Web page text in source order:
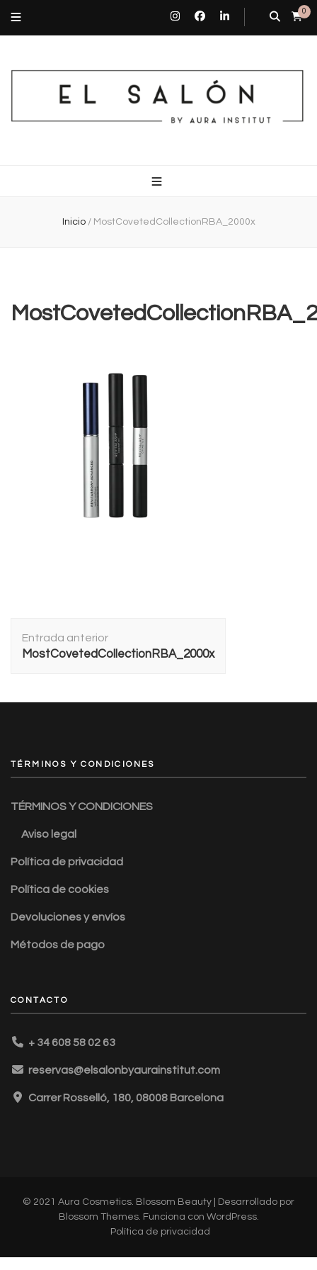
0
Inicio / MostCovetedCollectionRBA_2000x
de
entradas
Entrada anterior
MostCovetedCollectionRBA_2000x
TÉRMINOS Y CONDICIONES
TÉRMINOS Y CONDICIONES
Aviso legal
Política de privacidad
Política de cookies
Devoluciones y envíos
Métodos de pago
CONTACTO
+ 34 608 58 02 63
reservas@elsalonbyaurainstitut.com
Carrer Rosselló, 180, 08008 Barcelona
© 2021 Aura Cosmetics. Blossom Beauty | Desarrollado por
Blossom Themes. Funciona con WordPress.
Política de privacidad